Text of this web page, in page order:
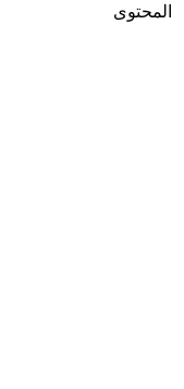
المحتوى